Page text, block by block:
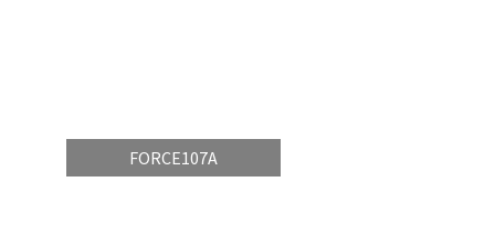
FORCE107A